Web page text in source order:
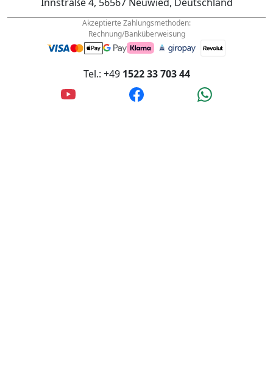
Akzeptierte Zahlungsmethoden:
Rechnung/Banküberweisung